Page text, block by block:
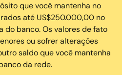
que você mantenha no
até US$250.000,00 no
do banco. Os valores de fato
ou sofrer alterações
saldo que você mantenha
da rede.